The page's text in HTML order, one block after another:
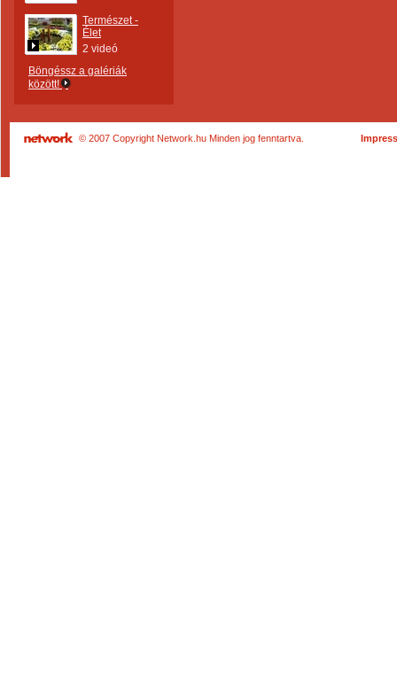
Természet -
Élet
2 videó
Böngéssz a galériák
között!
© 2007 Copyright Network.hu Minden jog fenntartva.